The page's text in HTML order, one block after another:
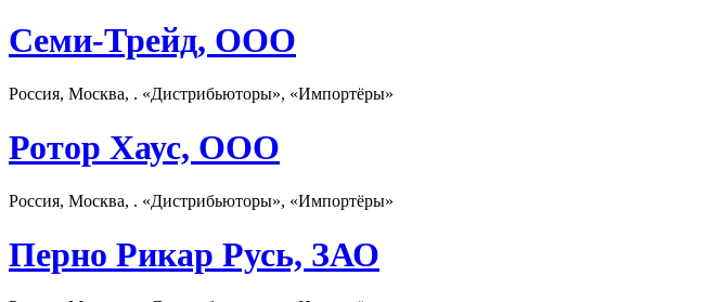
Семи-Трейд, ООО
Россия, Москва, . «Дистрибьюторы», «Импортёры»
Ротор Хаус, ООО
Россия, Москва, . «Дистрибьюторы», «Импортёры»
Перно Рикар Русь, ЗАО